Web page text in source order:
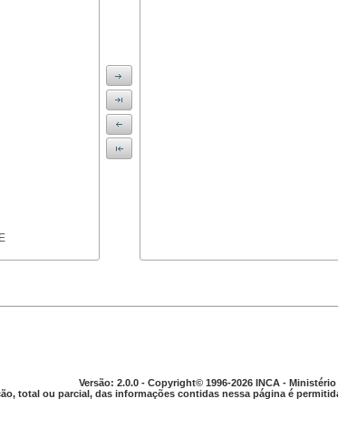
Versão: 2.0.0 - Copyright© 1996-2026 INCA -
total ou parcial, das informações contidas nessa página é